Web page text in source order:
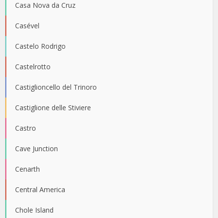
Casa Nova da Cruz
Casével
Castelo Rodrigo
Castelrotto
Castiglioncello del Trinoro
Castiglione delle Stiviere
Castro
Cave Junction
Cenarth
Central America
Chole Island